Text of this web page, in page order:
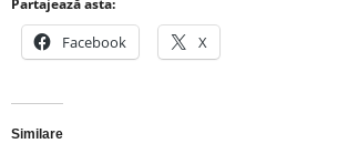
Facebook X
Similare